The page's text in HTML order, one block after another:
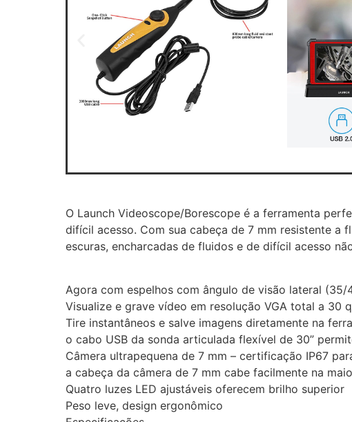
O Launch Videoscope/Borescope é a ferramenta
difícil acesso. Com sua cabeça de 7 mm resistente a
escuras, encharcadas de fluidos e de difícil acesso
Agora com espelhos com ângulo de visão lateral (35/
Visualize e grave vídeo em resolução VGA total a 30
Tire instantâneos e salve imagens diretamente na
o cabo USB da sonda articulada flexível de 30”
Câmera ultrapequena de 7 mm – certificação IP67
a cabeça da câmera de 7 mm cabe facilmente na
Quatro luzes LED ajustáveis ​​oferecem brilho superior
Peso leve, design ergonômico